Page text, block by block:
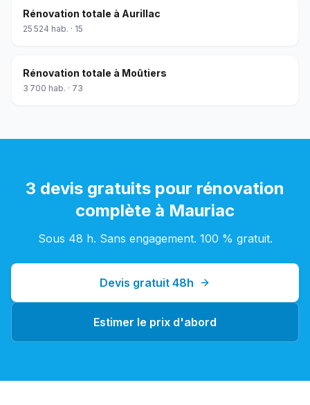
Rénovation totale à Aurillac
25 524 hab. · 15
Rénovation totale à Moûtiers
3 700 hab. · 73
3 devis gratuits pour rénovation
complète à Mauriac
Sous 48 h. Sans engagement. 100 % gratuit.
Devis gratuit 48h
Estimer le prix d'abord